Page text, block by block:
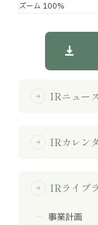
免責事項サイトマップ
ズーム 100%
arrow_forward IRニュー
arrow_forward IRカレン
arrow_forward IRライブ
事業計画